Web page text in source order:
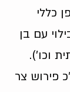
כללי
עם בן
וכו').
פירוש צר